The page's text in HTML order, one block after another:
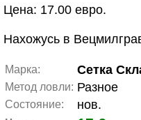
Цена: 17.00 евро.
Нахожусь в
Марка: Сетка
Метод ловли: Разное
Состояние: нов.